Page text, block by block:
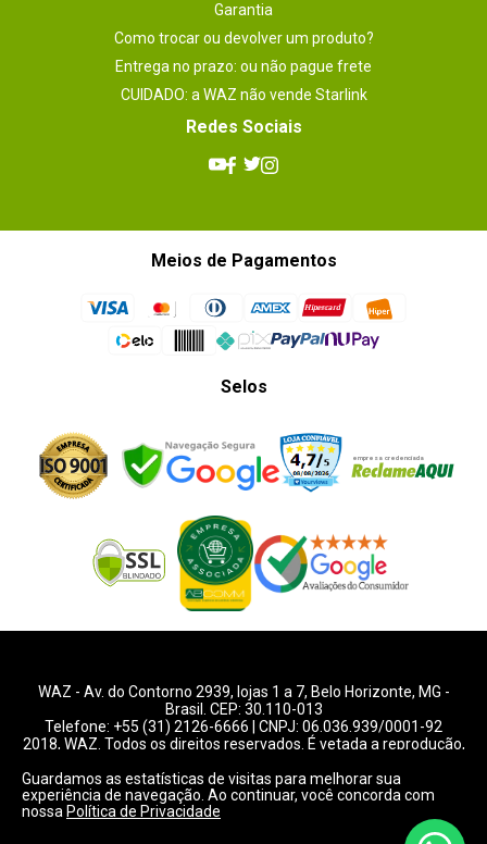
Garantia
Como trocar ou devolver um produto?
Entrega no prazo: ou não pague frete
CUIDADO: a WAZ não vende Starlink
Redes Sociais
Meios de Pagamentos
Selos
WAZ - Av. do Contorno 2939, lojas 1 a 7, Belo Horizonte, MG -
Brasil. CEP: 30.110-013
Telefone: +55 (31) 2126-6666 | CNPJ: 06.036.939/0001-92
2018, WAZ. Todos os direitos reservados. É vetada a reprodução,
Preços e condições de pagamentos válidos exclusivamente
para compras pelo website.
Guardamos as estatísticas de visitas para melhorar sua
experiência de navegação. Ao continuar, você concorda com
nossa Política de Privacidade